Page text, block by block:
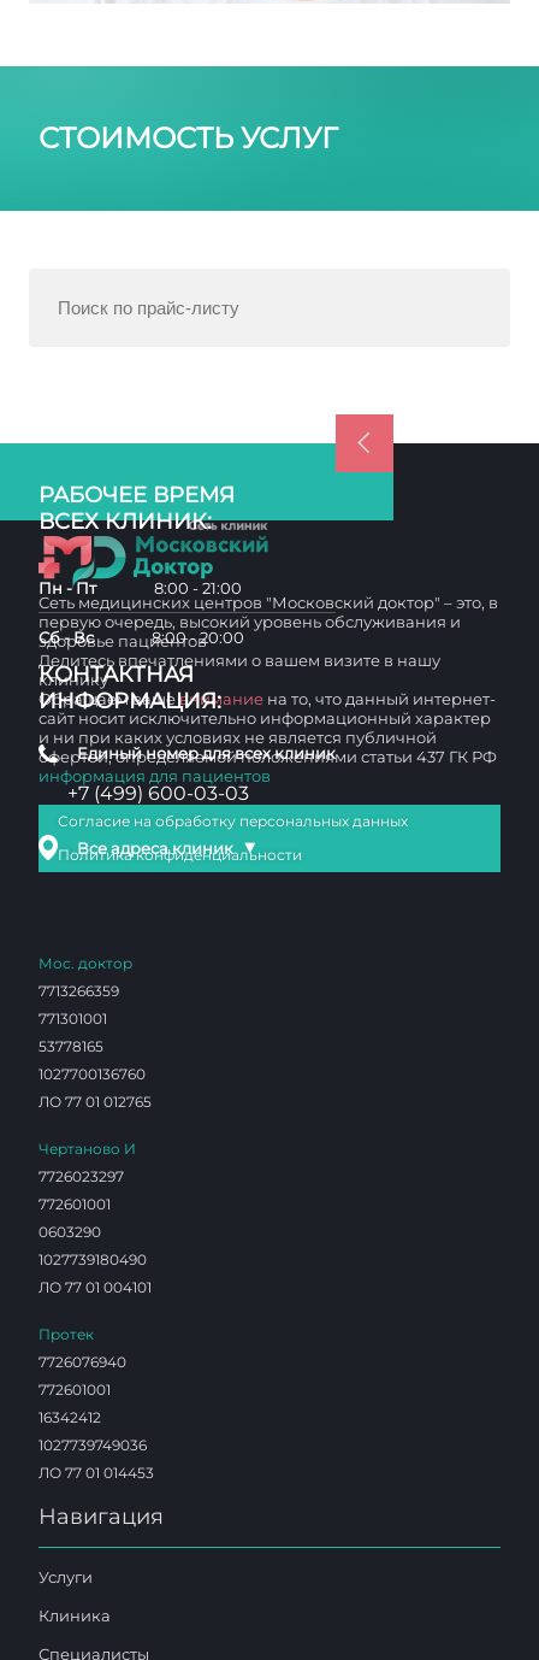
СТОИМОСТЬ УСЛУГ
РАБОЧЕЕ ВРЕМЯ
ВСЕХ КЛИНИК:
Пн - Пт 8:00 - 21:00
Сб - Вс 8:00 - 20:00
КОНТАКТНАЯ
ИНФОРМАЦИЯ:
Единый номер для всех клиник
+7 (499) 600-03-03
Все адреса клиник ▼
Сеть медицинских центров "Московский доктор" – это, в
первую очередь, высокий уровень обслуживания и
здоровье пациентов
Делитесь впечатлениями о вашем визите в нашу
клинику
Обращаем вашевнимание на то, что данный интернет-
сайт носит исключительно информационный характер
и ни при каких условиях не является публичной
офертой, определяемой положениями статьи 437 ГК РФ
информация для пациентов
Согласие на обработку персональных данных
Политика конфиденциальности
Мос. доктор
7713266359
771301001
53778165
1027700136760
ЛО 77 01 012765
Чертаново И
7726023297
772601001
0603290
1027739180490
ЛО 77 01 004101
Протек
7726076940
772601001
16342412
1027739749036
ЛО 77 01 014453
Навигация
Услуги
Клиника
Специалисты